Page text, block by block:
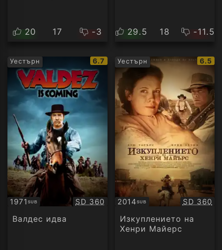
20 17 -3 29.5 18 -11.5
Уестърн
IMDb
рейтинг:
6.7
1971SUB
Субтитри Качество:
SD 360
Валдес идва
Уестърн
IMDb
6.5
2014SUB
Субтитри SD 360
Изкуплението на
Хенри Майeрс